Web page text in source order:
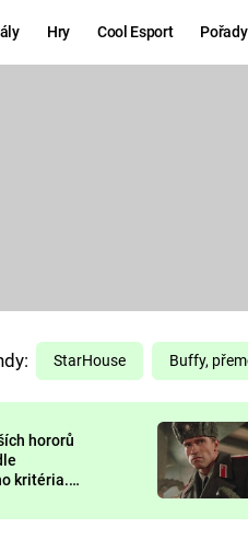
Hry Cool Esport Pořady
StarHouse Buffy,
hororů
kritéria.
tep?